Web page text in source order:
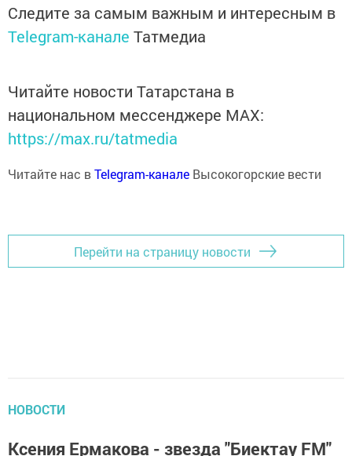
Следите за самым важным и интересным в
Telegram-канале Татмедиа
Читайте новости Татарстана в
национальном мессенджере MАХ:
https://max.ru/tatmedia
Читайте нас вTelegram-канале Высокогорские вести
Перейти на страницу новости
НОВОСТИ
Ксения Ермакова - звезда "Биектау FM"